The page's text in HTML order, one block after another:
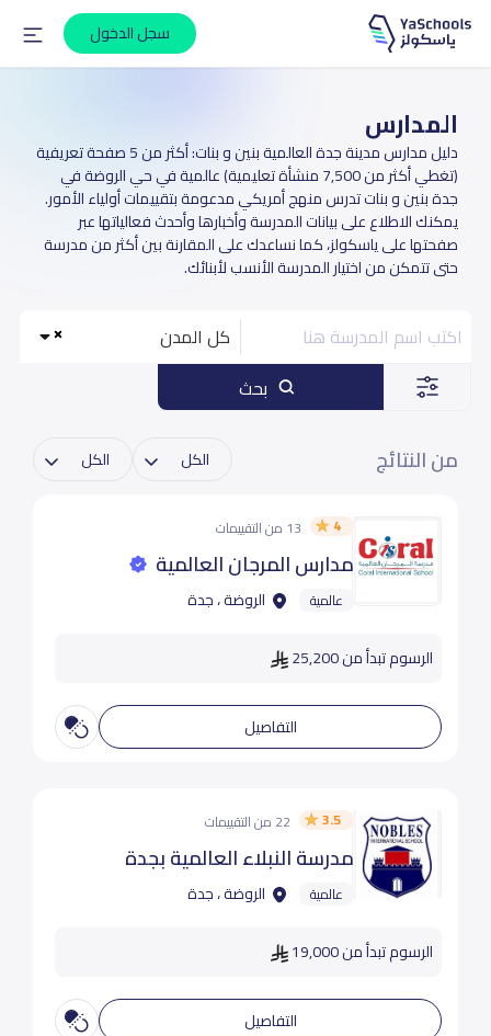
سجل الدخول
المدارس
دليل مدارس مدينة جدة العالمية بنين و بنات: أكثر من 5 صفحة تعريفية
(تغطي أكثر من 7,500 منشأة تعليمية) عالمية في حي الروضة في
جدة بنين و بنات تدرس منهج أمريكي مدعومة بتقييمات أولياء الأمور.
يمكنك الاطلاع على بيانات المدرسة وأخبارها وأحدث فعالياتها عبر
صفحتها على ياسكولز، كما نساعدك على المقارنة بين أكثر من مدرسة
حتى تتمكن من اختيار المدرسة الأنسب لأبنائك.
كل المدن
من النتائج
4 13 من التقييمات
مدارس المرجان العالمية
عالمية الروضة ، جدة
الرسوم تبدأ من 25,200
التفاصيل
3.5 22 من التقييمات
مدرسة النبلاء العالمية بجدة
عالمية الروضة ، جدة
الرسوم تبدأ من 19,000
التفاصيل